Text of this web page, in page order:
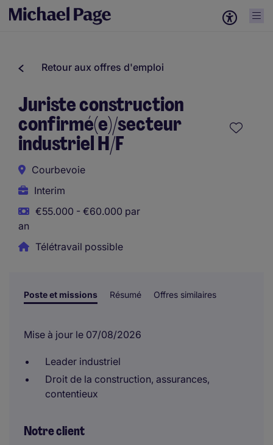
Retour aux offres d'emploi
Juriste construction
confirmé(e)/secteur
industriel H/F
Courbevoie
Interim
€55.000 - €60.000 par
an
Télétravail possible
Poste et missions Résumé Offres similaires
Mise à jour le 07/08/2026
Leader industriel
Droit de la construction, assurances,
contentieux
Notre client